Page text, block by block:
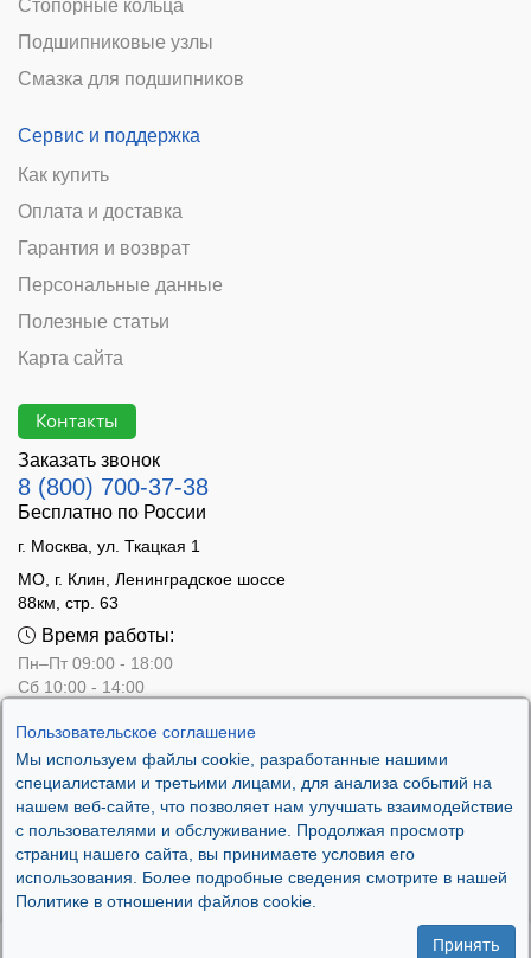
Пользовательское соглашение
Мы используем файлы cookie, разработанные нашими
специалистами и третьими лицами, для анализа событий на
нашем веб-сайте, что позволяет нам улучшать взаимодействие
с пользователями и обслуживание. Продолжая просмотр
страниц нашего сайта, вы принимаете условия его
использования. Более подробные сведения смотрите в нашей
Политике в отношении файлов cookie.
Принять
Стопорные кольца
Подшипниковые узлы
Смазка для подшипников
Сервис и поддержка
Как купить
Оплата и доставка
Гарантия и возврат
Персональные данные
Полезные статьи
Карта сайта
Контакты
Заказать звонок
8 (800) 700-37-38
Бесплатно по России
г. Москва, ул. Ткацкая 1
МО, г. Клин, Ленинградское шоссе
88км, стр. 63
Время работы:
Пн–Пт 09:00 - 18:00
Сб 10:00 - 14:00